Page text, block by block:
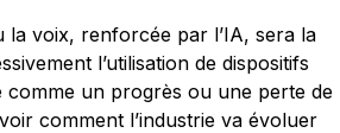
voix, renforcée par l’IA, sera la
l’utilisation de dispositifs
comme un progrès ou une perte de
comment l’industrie va évoluer